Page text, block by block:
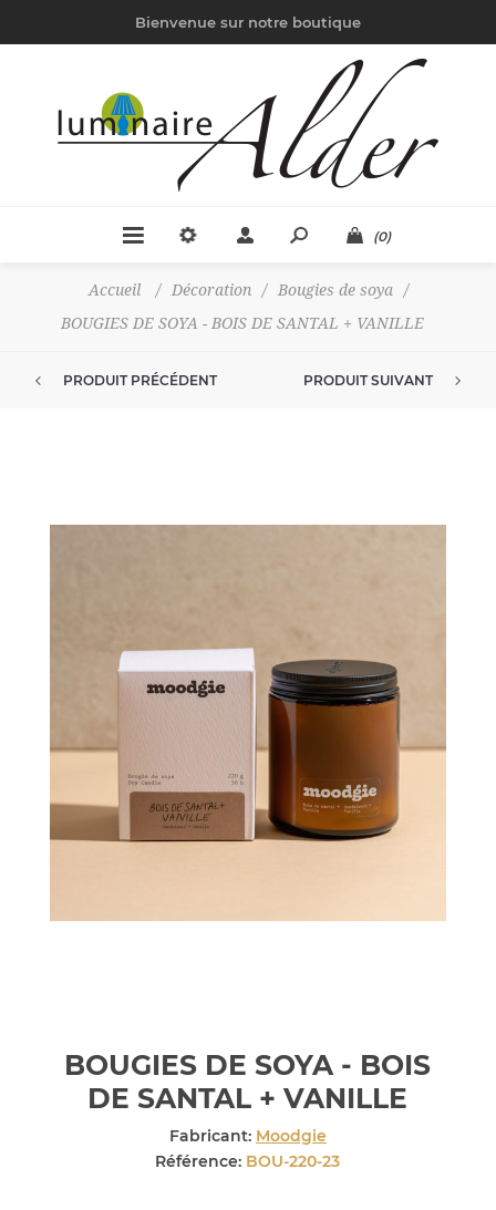
Bienvenue sur notre boutique
(0)
Accueil / Décoration / Bougies de soya
/
BOUGIES DE SOYA - BOIS DE SANTAL + VANILLE
PRODUIT PRÉCÉDENT PRODUIT SUIVANT
BOUGIES DE SOYA - BOIS
DE SANTAL + VANILLE
Fabricant: Moodgie
Référence: BOU-220-23